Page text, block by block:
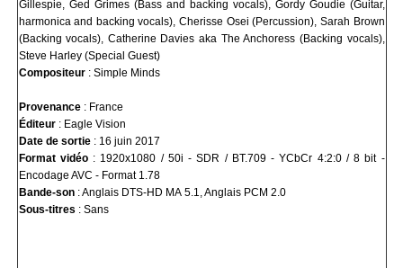
Gillespie, Ged Grimes (Bass and backing vocals), Gordy Goudie (Guitar,
harmonica and backing vocals), Cherisse Osei (Percussion), Sarah Brown
(Backing vocals), Catherine Davies aka The Anchoress (Backing vocals),
Steve Harley (Special Guest)
Compositeur : Simple Minds
Provenance: France
Éditeur: Eagle Vision
Date de sortie: 16 juin 2017
Format vidéo: 1920x1080 / 50i - SDR / BT.709 - YCbCr 4:2:0 / 8 bit -
Encodage AVC - Format 1.78
Bande-son: Anglais DTS-HD MA 5.1, Anglais PCM 2.0
Sous-titres : Sans